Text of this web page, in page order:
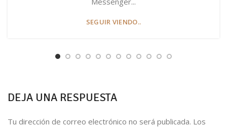
SEGUIR VIENDO..
DEJA UNA RESPUESTA
Tu dirección de correo electrónico no será publicada. Los